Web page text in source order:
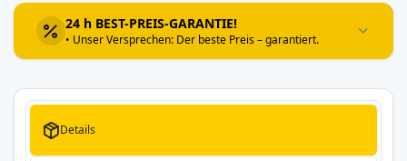
24 h BEST-PREIS-GARANTIE!
• Unser Versprechen: Der beste Preis – garantiert.
Details